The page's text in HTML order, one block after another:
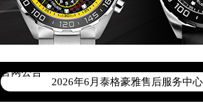
官网公告
>
2026年6月泰格豪雅北京市售后
2026年6月北京市泰格豪雅官方
2026年6月泰格豪雅售后服务中